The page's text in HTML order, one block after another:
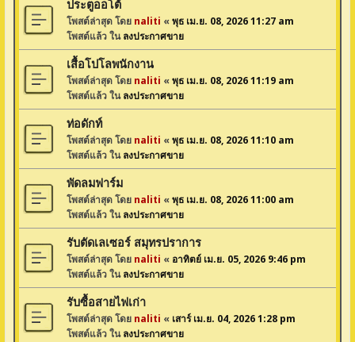
ประตูออโต้
โพสต์ล่าสุด โดย naliti «พุธ เม.ย. 08, 2026 11:27 am
โพสต์แล้ว ในลงประกาศขาย
เสื้อโปโลพนักงาน
โพสต์ล่าสุด โดย naliti «พุธ เม.ย. 08, 2026 11:19 am
โพสต์แล้ว ในลงประกาศขาย
ท่อดักท์
โพสต์ล่าสุด โดย naliti «พุธ เม.ย. 08, 2026 11:10 am
โพสต์แล้ว ในลงประกาศขาย
พัดลมฟาร์ม
โพสต์ล่าสุด โดย naliti «พุธ เม.ย. 08, 2026 11:00 am
โพสต์แล้ว ในลงประกาศขาย
รับตัดเลเซอร์ สมุทรปราการ
โพสต์ล่าสุด โดย naliti « อาทิตย์ เม.ย. 05, 2026 9:46 pm
โพสต์แล้ว ในลงประกาศขาย
รับซื้อสายไฟเก่า
โพสต์ล่าสุด โดย naliti « เสาร์ เม.ย. 04, 2026 1:28 pm
โพสต์แล้ว ในลงประกาศขาย